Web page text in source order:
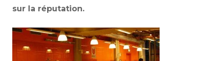
sur la réputation.